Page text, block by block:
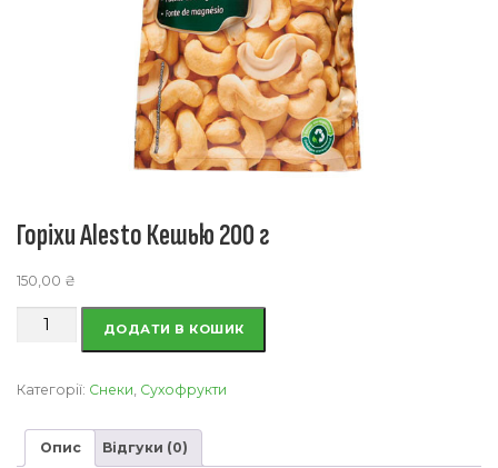
Горіхи Alesto Кешью 200 г
150,00 ₴
Горіхи
200
кількість
ДОДАТИ В КОШИК
Категорії: Снеки, Сухофрукти
Опис Відгуки (0)